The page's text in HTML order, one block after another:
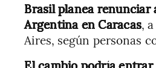
Brasil planea renunciar
Argentina en Caracas,
Aires, según personas